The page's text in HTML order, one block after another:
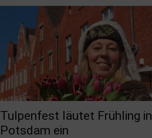
Tulpenfest läutet Frühling in
Potsdam ein